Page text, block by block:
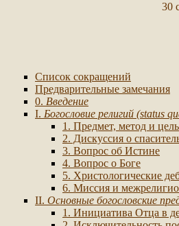
30
Список сокращений
Предварительные замечания
0. Введение
I. Богословие религий (status
1. Предмет, метод и цель
2. Дискуссия о
3. Вопрос об Истине
4. Вопрос о Боге
5. Христологические
6. Миссия и
II. Основные богословские
1. Инициатива Отца в